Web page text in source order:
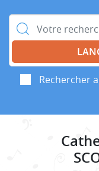
Rechercher :
Rechercher